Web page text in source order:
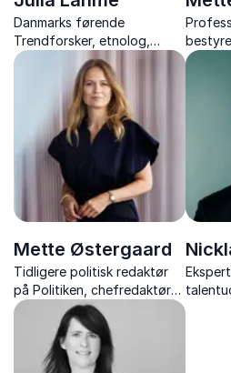
Danmarks førende
Trendforsker, etnolog,
forfatter og direktør i eget
kommunikationsbureau.
række
Mette Østergaard
Tidligere politisk redaktør
på Politiken, chefredaktør
for TV 2 News og
Berlingske og Public Affairs-
og kommunikationsdirektør i
Dansk Industri